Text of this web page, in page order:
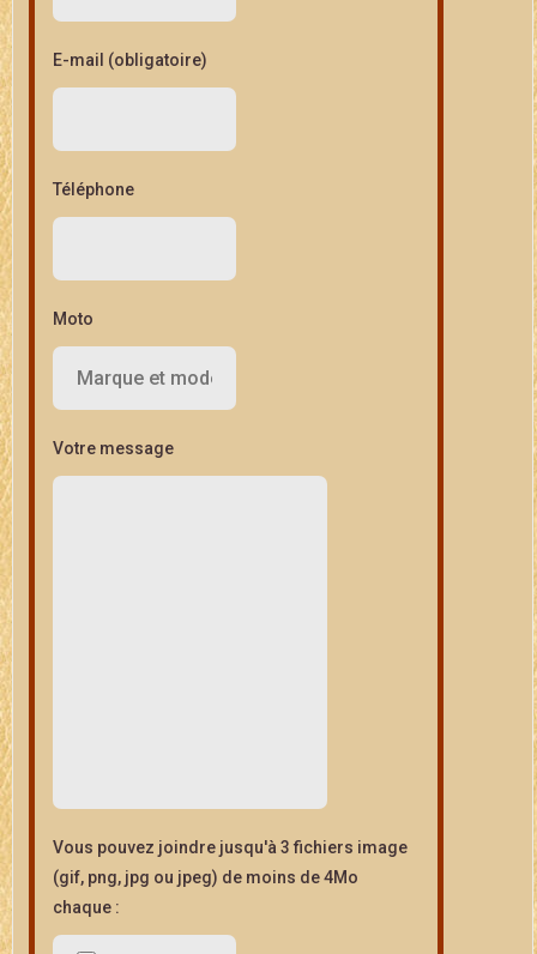
E-mail (obligatoire)
Téléphone
Moto
Votre message
Vous pouvez joindre jusqu'à 3 fichiers image
(gif, png, jpg ou jpeg) de moins de 4Mo
chaque :